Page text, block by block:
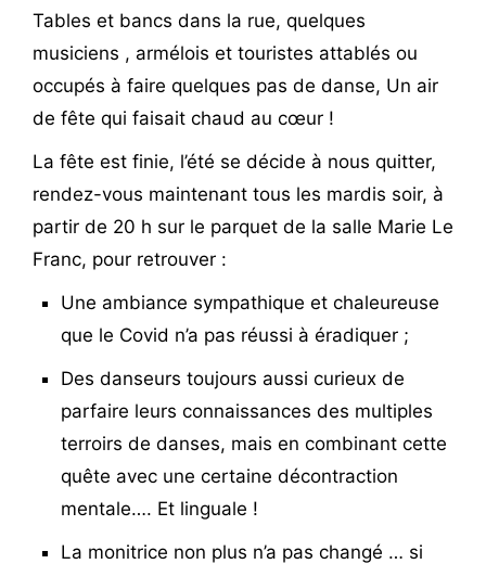
Tables et bancs dans la rue, quelques
musiciens , armélois et touristes attablés ou
occupés à faire quelques pas de danse, Un air
de fête qui faisait chaud au cœur !
La fête est finie, l’été se décide à nous quitter,
rendez-vous maintenant tous les mardis soir, à
partir de 20 h sur le parquet de la salle Marie Le
Franc, pour retrouver :
Une ambiance sympathique et chaleureuse
que le Covid n’a pas réussi à éradiquer ;
Des danseurs toujours aussi curieux de
parfaire leurs connaissances des multiples
terroirs de danses, mais en combinant cette
quête avec une certaine décontraction
mentale…. Et linguale !
La monitrice non plus n’a pas changé … si